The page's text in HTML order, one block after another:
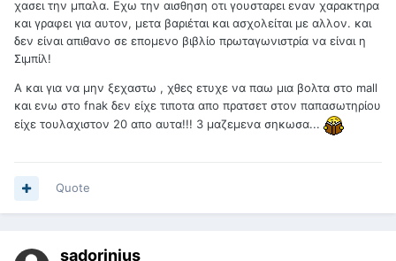
χασει την μπαλα. Εχω την αισθηση οτι γουσταρει εναν χαρακτηρα
και γραφει για αυτον, μετα βαριέται και ασχολείται με αλλον. και
δεν είναι απιθανο σε επομενο βιβλίο πρωταγωνιστρία να είναι η
Σιμπίλ!
Α και για να μην ξεχαστω , χθες ετυχε να παω μια βολτα στο mall
και ενω στο fnak δεν είχε τιποτα απο πρατσετ στον παπασωτηρίου
είχε τουλαχιστον 20 απο αυτα!!! 3 μαζεμενα σηκωσα...
Quote
sadorinius